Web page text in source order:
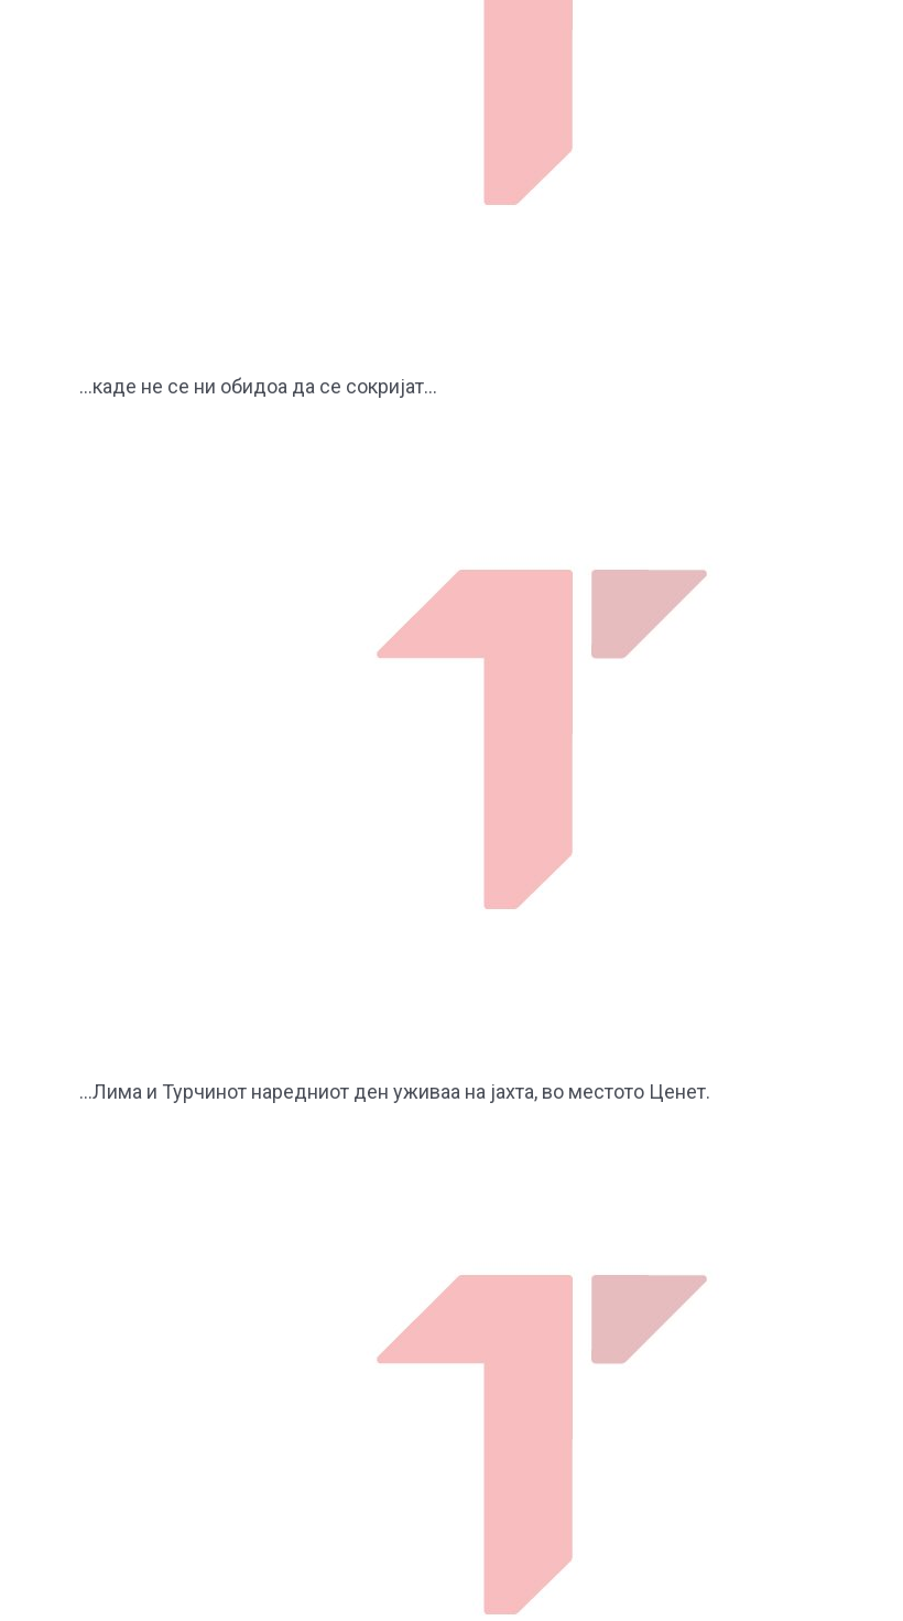
…каде не се ни обидоа да се сокријат…
…Лима и Турчинот наредниот ден уживаа на јахта, во местото Ценет.